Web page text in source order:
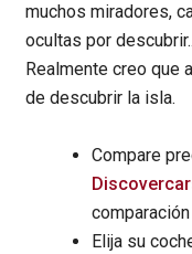
muchos miradores,
ocultas por
Realmente creo que
de descubrir la isla.
Compare
Elija su